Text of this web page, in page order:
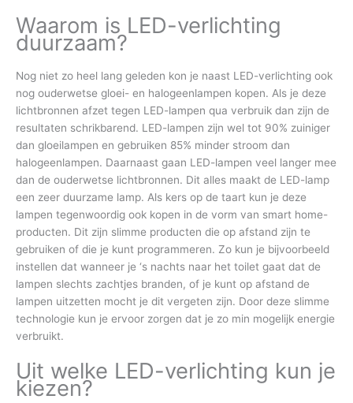
Waarom is LED-verlichting
duurzaam?
Nog niet zo heel lang geleden kon je naast LED-verlichting ook
nog ouderwetse gloei- en halogeenlampen kopen. Als je deze
lichtbronnen afzet tegen LED-lampen qua verbruik dan zijn de
resultaten schrikbarend. LED-lampen zijn wel tot 90% zuiniger
dan gloeilampen en gebruiken 85% minder stroom dan
halogeenlampen. Daarnaast gaan LED-lampen veel langer mee
dan de ouderwetse lichtbronnen. Dit alles maakt de LED-lamp
een zeer duurzame lamp. Als kers op de taart kun je deze
lampen tegenwoordig ook kopen in de vorm van smart home-
producten. Dit zijn slimme producten die op afstand zijn te
gebruiken of die je kunt programmeren. Zo kun je bijvoorbeeld
instellen dat wanneer je ‘s nachts naar het toilet gaat dat de
lampen slechts zachtjes branden, of je kunt op afstand de
lampen uitzetten mocht je dit vergeten zijn. Door deze slimme
technologie kun je ervoor zorgen dat je zo min mogelijk energie
verbruikt.
Uit welke LED-verlichting kun je
kiezen?